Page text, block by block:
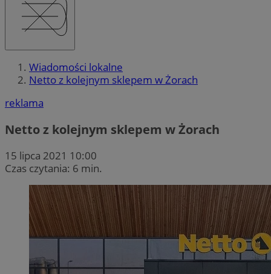
Wiadomości lokalne
Netto z kolejnym sklepem w Żorach
reklama
Netto z kolejnym sklepem w Żorach
15 lipca 2021 10:00
Czas czytania: 6 min.